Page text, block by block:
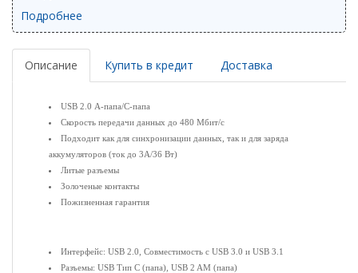
Подробнее
Описание Купить в кредит Доставка
USB 2.0 А-папа/C-папа
Скорость передачи данных до 480 Мбит/с
Подходит как для синхронизации данных, так и для заряда
аккумуляторов (ток до 3A/36 Вт)
Литые разъемы
Золоченые контакты
Пожизненная гарантия
Интерфейс: USB 2.0, Совместимость с USB 3.0 и USB 3.1
Разъемы: USB Тип C (папа), USB 2 AM (папа)